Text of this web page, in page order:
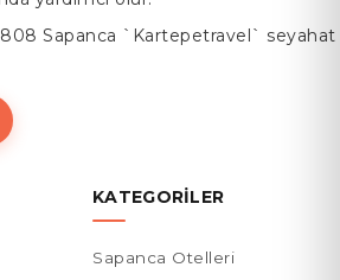
Sapanca `Kartepetravel` seyahat
KATEGORILER
Sapanca Otelleri